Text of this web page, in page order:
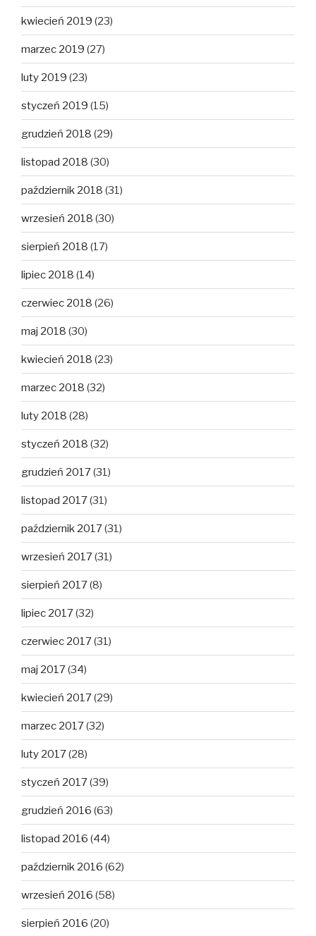
kwiecień 2019 (23)
marzec 2019 (27)
luty 2019 (23)
styczeń 2019 (15)
grudzień 2018 (29)
listopad 2018 (30)
październik 2018 (31)
wrzesień 2018 (30)
sierpień 2018 (17)
lipiec 2018 (14)
czerwiec 2018 (26)
maj 2018 (30)
kwiecień 2018 (23)
marzec 2018 (32)
luty 2018 (28)
styczeń 2018 (32)
grudzień 2017(31)
listopad 2017(31)
październik 2017(31)
wrzesień 2017(31)
sierpień 2017(8)
lipiec 2017(32)
czerwiec 2017(31)
maj 2017(34)
kwiecień 2017(29)
marzec 2017(32)
luty 2017(28)
styczeń 2017(39)
grudzień 2016 (63)
listopad 2016 (44)
październik 2016 (62)
wrzesień 2016 (58)
sierpień 2016 (20)